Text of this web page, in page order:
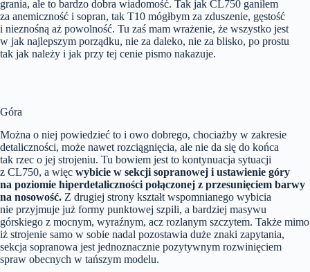
grania, ale to bardzo dobra wiadomość. Tak jak CL750 ganiłem
za anemiczność i sopran, tak T10 mógłbym za zduszenie, gęstość
i nieznośną aż powolność. Tu zaś mam wrażenie, że wszystko jest
w jak najlepszym porządku, nie za daleko, nie za blisko, po prostu
tak jak należy i jak przy tej cenie pismo nakazuje.
Góra
Można o niej powiedzieć to i owo dobrego, chociażby w zakresie
detaliczności, może nawet rozciągnięcia, ale nie da się do końca
tak rzec o jej strojeniu. Tu bowiem jest to kontynuacja sytuacji
z CL750, a więc wybicie w sekcji sopranowej i ustawienie góry
na poziomie hiperdetaliczności połączonej z przesunięciem barwy
na nosowość. Z drugiej strony kształt wspomnianego wybicia
nie przyjmuje już formy punktowej szpili, a bardziej masywu
górskiego z mocnym, wyraźnym, acz rozlanym szczytem. Także mimo
iż strojenie samo w sobie nadal pozostawia duże znaki zapytania,
sekcja sopranowa jest jednoznacznie pozytywnym rozwinięciem
spraw obecnych w tańszym modelu.